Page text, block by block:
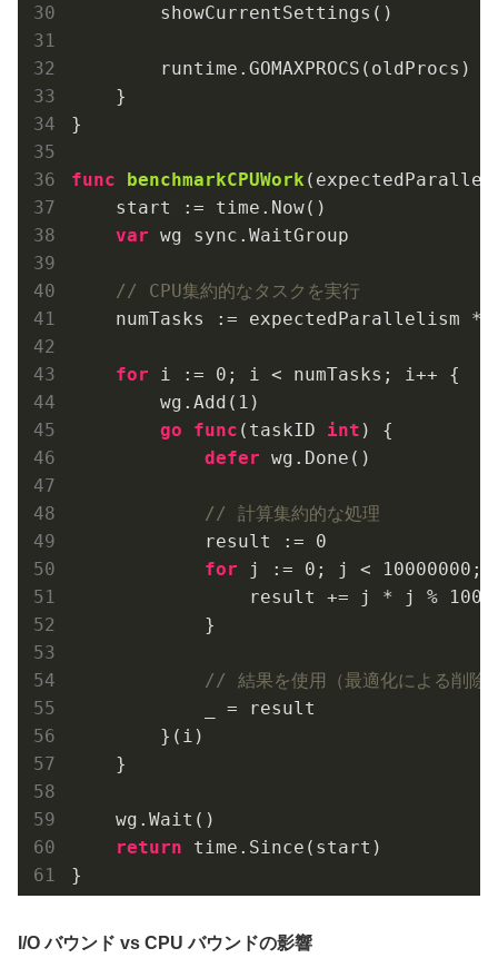
        showCurrentSettings()
        runtime.GOMAXPROCS(oldProcs)
    }
}
func benchmarkCPUWork
    start := time.Now()
var wg sync.WaitGroup
// CPU集約的なタスクを実行
    numTasks := expectedParallelism *
for i := 0 ; i < numTasks; i++ {
        wg.Add(
1 )
go
func (taskID int )
{
defer wg.Done()
// 計算集約的な処理
            result :=
0
for j := 0 ; j < 10000000 ;
                result += j * j %
1000
            }
// 結果を使用（最適化による削除
            _ = result
        }(i)
    }
    wg.Wait()
return time.Since(start)
I/O バウンド vs CPU バウンドの影響